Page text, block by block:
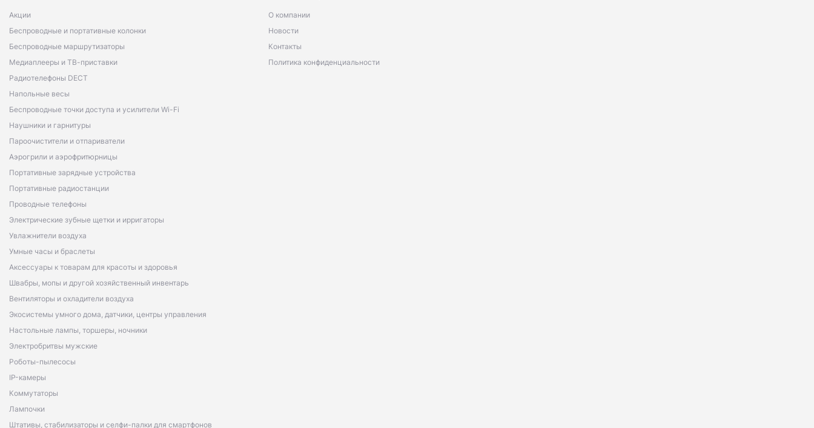
Акции
Беспроводные и портативные колонки
Беспроводные маршрутизаторы
Медиаплееры и ТВ-приставки
Радиотелефоны DECT
Напольные весы
Беспроводные точки доступа и усилители Wi-Fi
Наушники и гарнитуры
Пароочистители и отпариватели
Аэрогрили и аэрофритюрницы
Портативные зарядные устройства
Портативные радиостанции
Проводные телефоны
Электрические зубные щетки и ирригаторы
Увлажнители воздуха
Умные часы и браслеты
Аксессуары к товарам для красоты и здоровья
Швабры, мопы и другой хозяйственный инвентарь
Вентиляторы и охладители воздуха
Экосистемы умного дома, датчики, центры управления
Настольные лампы, торшеры, ночники
Электробритвы мужские
Роботы-пылесосы
IP-камеры
Коммутаторы
Лампочки
Штативы, стабилизаторы и селфи-палки для смартфонов
О компании
Новости
Контакты
Политика конфиденциальности